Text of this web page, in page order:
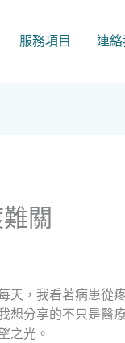
服務項目 連絡
關
天，我看著病患從
分享的不只是醫
之光。